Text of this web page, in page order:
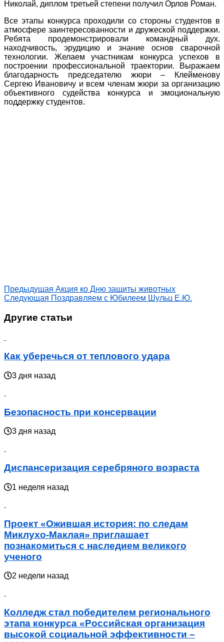
Николай, диплом третьей степени получил Орлов Роман.
Все этапы конкурса проходили со стороны студентов в
атмосфере заинтересованности и дружеской поддержки.
Ребята продемонстрировали командный дух.
находчивость, эрудицию и знание основ сварочной
технологии. Желаем участникам конкурса успехов в
построении профессиональной траектории. Выражаем
благодарность председателю жюри – Клейменову
Сергею Ивановичу и всем членам жюри за организацию
объективного судейства конкурса и эмоциональную
поддержку студентов.
Предыдущая Акция ко Дню защиты животных
Следующая Поздравляем с Юбилеем Шульц Е.Ю.
Другие статьи
Как уберечься от теплового удара
3 дня назад
Безопасность при консервации
3 дня назад
Диспансеризация серебряного возраста
1 неделя назад
Проект «Ожившая история: по следам
Миклухо-Маклая» приглашает
познакомиться с наследием великого
ученого
2 недели назад
Колледж стал победителем регионального
этапа конкурса «Российская организация
высокой социальной эффективности –